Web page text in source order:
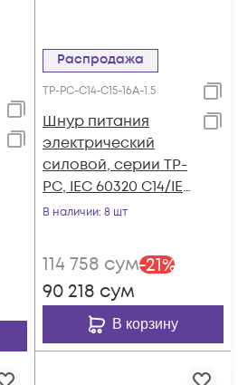
Распродажа
TP-PC-С14-C15-16A-1.5
Шнур питания
электрический
силовой, серии TP-
PC, IEC 60320 С14/IEC
60320 С15 прямой,
В наличии: 8 шт
114 758 сум-21%
90 218 сум
В корзину